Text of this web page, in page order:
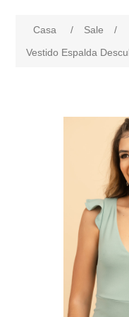
Casa / Sale /
Vestido Espalda